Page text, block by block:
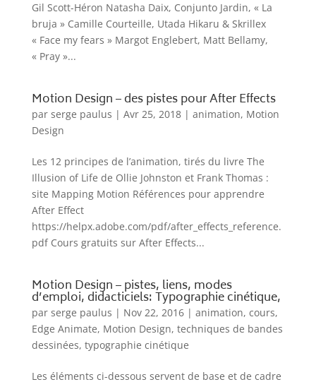
Gil Scott-Héron Natasha Daix, Conjunto Jardin, « La
bruja » Camille Courteille, Utada Hikaru & Skrillex
« Face my fears » Margot Englebert, Matt Bellamy,
« Pray »...
Motion Design – des pistes pour After Effects
par serge paulus | Avr 25, 2018| animation, Motion
Design
Les 12 principes de l’animation, tirés du livre The
Illusion of Life de Ollie Johnston et Frank Thomas :
site Mapping Motion Références pour apprendre
After Effect
https://helpx.adobe.com/pdf/after_effects_reference.
pdf Cours gratuits sur After Effects...
Motion Design – pistes, liens, modes
d’emploi, didacticiels: Typographie cinétique,
par serge paulus | Nov 22, 2016| animation, cours,
Edge Animate, Motion Design, techniques de bandes
dessinées, typographie cinétique
Les éléments ci-dessous servent de base et de cadre